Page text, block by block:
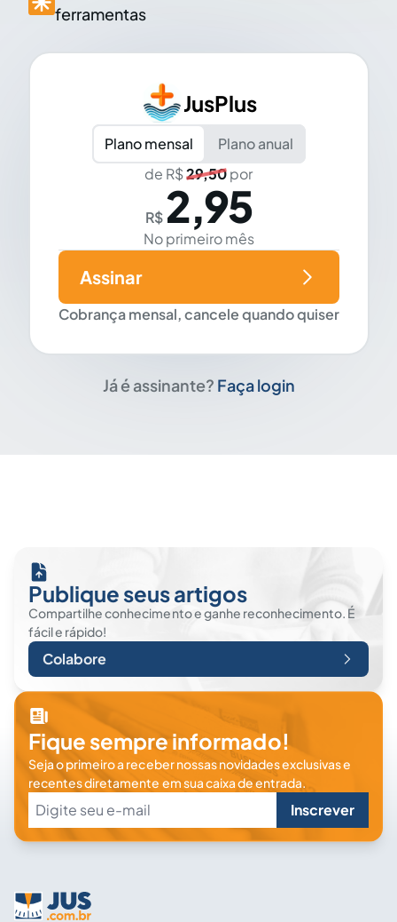
ferramentas
JusPlus
Plano mensal
Plano anual
de R$29,50por
R$ 2,95
No primeiro mês
Cobrança mensal, cancele quando quiser
Assinar
Já é assinante? Faça login
Publique seus artigos
Compartilhe conhecimento e ganhe reconhecimento. É
fácil e rápido!
Colabore
Fique sempre informado!
Seja o primeiro a receber nossas novidades exclusivas e
recentes diretamente em sua caixa de entrada.
Inscrever